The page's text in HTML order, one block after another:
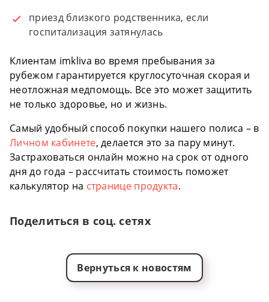
приезд близкого родственника, если
госпитализация затянулась
Клиентам imkliva во время пребывания за
рубежом гарантируется круглосуточная скорая и
неотложная медпомощь. Все это может защитить
не только здоровье, но и жизнь.
Самый удобный способ покупки нашего полиса – в
Личном кабинете, делается это за пару минут.
Застраховаться онлайн можно на срок от одного
дня до года – рассчитать стоимость поможет
калькулятор на странице продукта.
Поделиться в соц. сетях
Вернуться к новостям